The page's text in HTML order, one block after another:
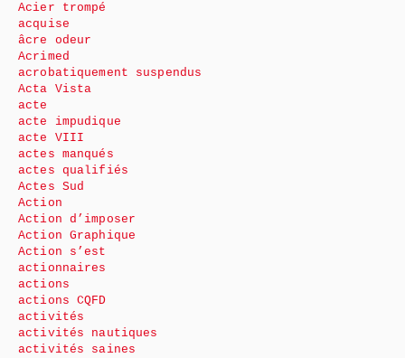
Acier trompé
acquise
âcre odeur
Acrimed
acrobatiquement suspendus
Acta Vista
acte
acte impudique
acte VIII
actes manqués
actes qualifiés
Actes Sud
Action
Action d’imposer
Action Graphique
Action s’est
actionnaires
actions
actions CQFD
activités
activités nautiques
activités saines